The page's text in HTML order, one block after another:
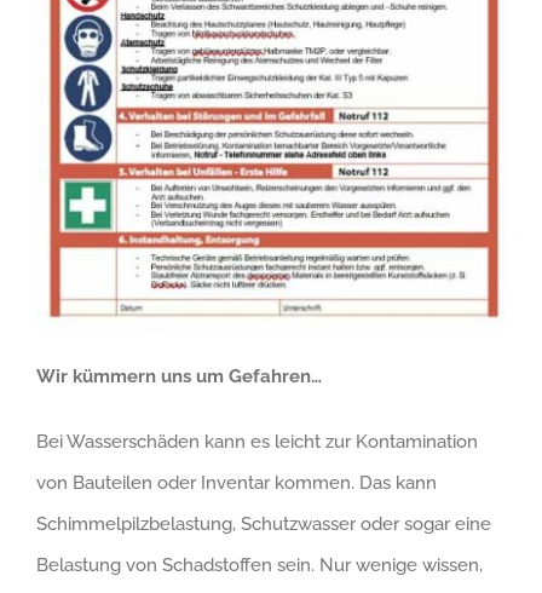
Wir kümmern uns um Gefahren…
Bei Wasserschäden kann es leicht zur Kontamination
von Bauteilen oder Inventar kommen. Das kann
Schimmelpilzbelastung, Schutzwasser oder sogar eine
Belastung von Schadstoffen sein. Nur wenige wissen,